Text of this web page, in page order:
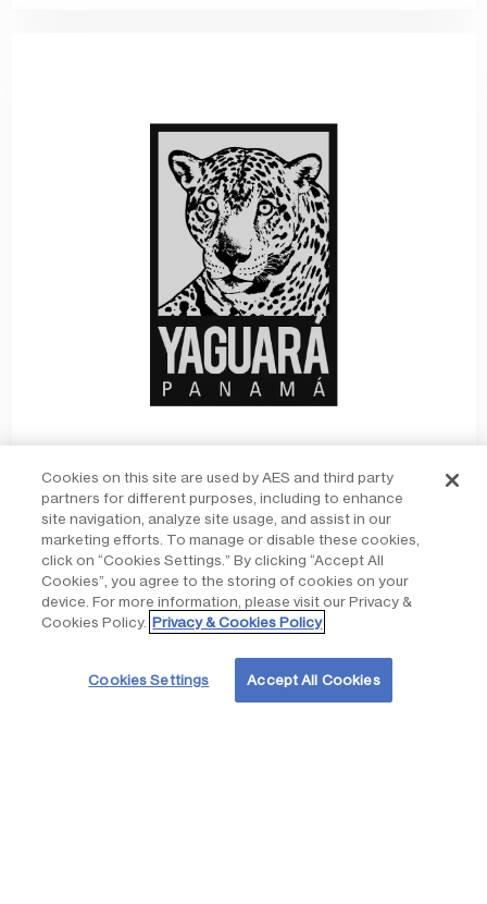
Leer más
Cookies on this site are used by AES and third party
partners for different purposes, including to enhance
site navigation, analyze site usage, and assist in our
marketing efforts. To manage or disable these cookies,
click on “Cookies Settings.” By clicking “Accept All
Cookies”, you agree to the storing of cookies on your
device. For more information, please visit our Privacy &
Cookies Policy. Privacy & Cookies Policy
Cookies Settings Accept All Cookies